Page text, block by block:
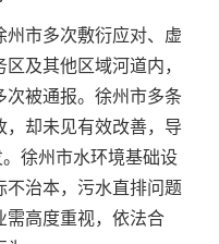
市多次敷衍应对、虚
及其他区域河道内，
被通报。徐州市多条
却未见有效改善，导
徐州市水环境基础设
治本，污水直排问题
需高度重视，依法合